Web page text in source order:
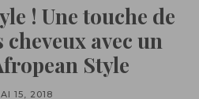
! Une touche de
cheveux avec un
Style
15, 2018